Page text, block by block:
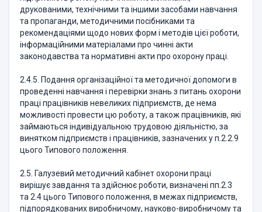
друкованими, технічними та іншими засобами навчання
та пропаганди, методичними посібниками та
рекомендаціями щодо нових форм і методів цієї роботи,
інформаційними матеріалами про чинні акти
законодавства та нормативні акти про охорону праці.
2.4.5. Подання організаційної та методичної допомоги в
проведенні навчання і перевірки знань з питань охорони
праці працівників невеликих підприємств, де нема
можливості провести цю роботу, а також працівників, які
займаються індивідуальною трудовою діяльністю, за
винятком підприємств і працівників, зазначених у п.2.2.9
цього Типового положення.
2.5. Галузевий методичний кабінет охорони праці
вирішує завдання та здійснює роботи, визначені пп.2.3
та 2.4 цього Типового положення, в межах підприємств,
підпорядкованих виробничому, науково-виробничому та